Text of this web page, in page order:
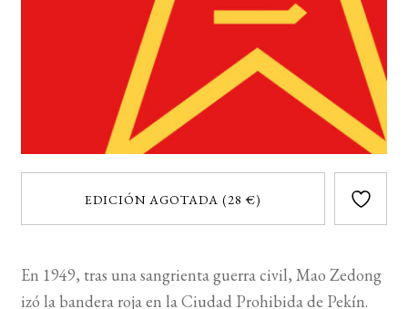
EDICIÓN AGOTADA (28 €)
En 1949, tras una sangrienta guerra civil, Mao Zedong
izó la bandera roja en la Ciudad Prohibida de Pekín.